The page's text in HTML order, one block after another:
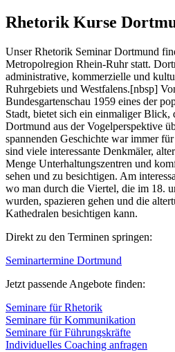
Rhetorik Kurse
Unser Rhetorik Seminar Dortmund
Metropolregion Rhein-Ruhr statt.
administrative, kommerzielle und
Ruhrgebiets und Westfalens.[nbsp]
Bundesgartenschau 1959 eines der
Stadt, bietet sich ein einmaliger Blick,
Dortmund aus der Vogelperspektive
spannenden Geschichte war immer
sind viele interessante Denkmäler,
Menge Unterhaltungszentren und
sehen und zu besichtigen. Am
wo man durch die Viertel, die im 18.
wurden, spazieren gehen und die
Kathedralen besichtigen kann.
Direkt zu den Terminen springen:
Seminartermine Dortmund
Jetzt passende Angebote finden:
Seminare für Rhetorik
Seminare für Kommunikation
Seminare für Führungskräfte
Individuelles Coaching anfragen